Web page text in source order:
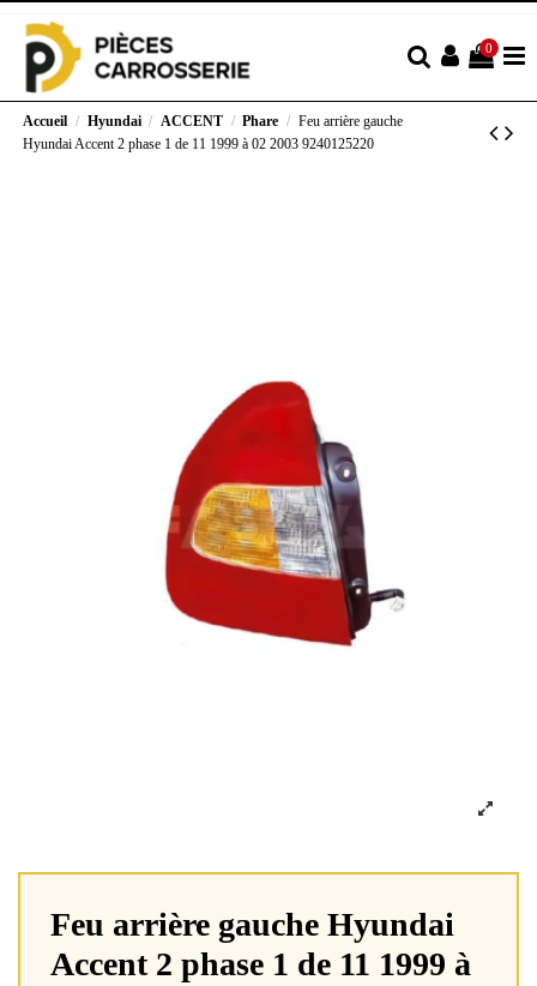
0
Accueil Hyundai ACCENT Phare
Feu arrière gauche
Hyundai Accent 2 phase 1 de 11 1999 à 02 2003 9240125220
Feu arrière gauche Hyundai
Accent 2 phase 1 de 11 1999 à